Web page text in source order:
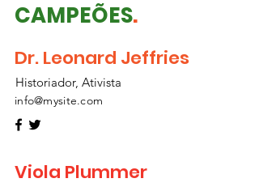
CAMPEÕES.
Dr. Leonard Jeffries
Historiador, Ativista
info@mysite.com
Viola Plummer